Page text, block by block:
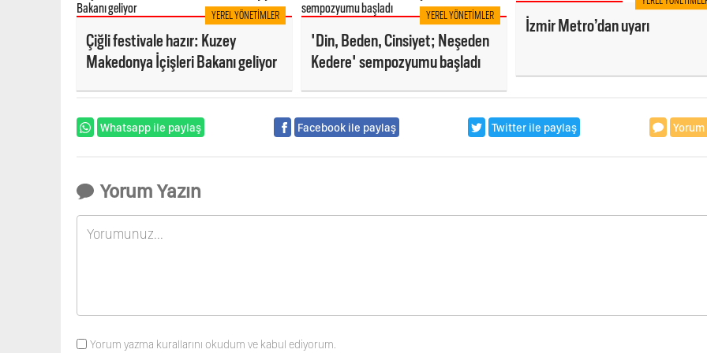
YEREL YÖNETIMLER
Çiğli festivale hazır: Kuzey
Makedonya İçişleri Bakanı geliyor
YEREL YÖNETIMLER
'Din, Beden, Cinsiyet; Neşeden
Kedere' sempozyumu başladı
İzmir Metro’dan uyarı
Whatsapp ile paylaş Facebook ile paylaş Twitter ile paylaş Yorum
Yorum Yazın
Yorum yazma kurallarını okudum ve kabul ediyorum.